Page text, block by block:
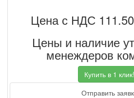
Цена с НДС 111.50
Цены и наличие
менеждеров
Купить в 1 клик!
Отправить